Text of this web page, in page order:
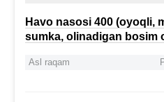
Havo nasosi 400 (oyoqli,
sumka, olinadigan bosim
Asl raqam